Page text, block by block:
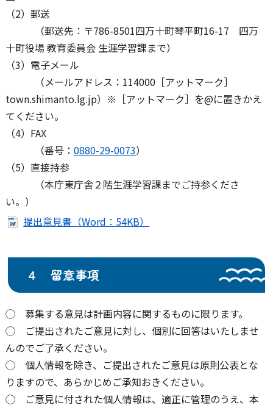
（2）郵送
（郵送先：〒786-8501四万十町琴平町16-17 四万
十町役場 教育委員会 生涯学習課まで）
（3）電子メール
（メールアドレス：114000［アットマーク］
town.shimanto.lg.jp）※［アットマーク］を@に置きかえ
てください。
（4）FAX
（番号： 0880-29-0073）
（5）直接持参
（本庁東庁舎２階生涯学習課までご持参くださ
い。）
提出意見書（Word：54KB）
４ 留意事項
◯ 募集する意見は計画内容に関するものに限ります。
◯ ご提出されたご意見に対し、個別に回答はいたしませ
んのでご了承ください。
◯ 個人情報を除き、ご提出されたご意見は原則公表とな
りますので、あらかじめご承知おきください。
◯ ご意見に付された個人情報は、適正に管理のうえ、本